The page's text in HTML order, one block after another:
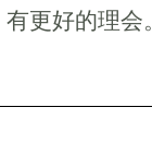
更好的理会